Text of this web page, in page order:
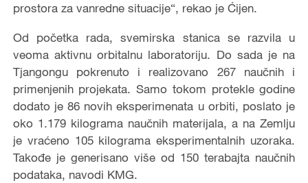
prostora za vanredne situacije“, rekao je Ćijen.
Od početka rada, svemirska stanica se razvila u
veoma aktivnu orbitalnu laboratoriju. Do sada je na
Tjangongu pokrenuto i realizovano 267 naučnih i
primenjenih projekata. Samo tokom protekle godine
dodato je 86 novih eksperimenata u orbiti, poslato je
oko 1.179 kilograma naučnih materijala, a na Zemlju
je vraćeno 105 kilograma eksperimentalnih uzoraka.
Takođe je generisano više od 150 terabajta naučnih
podataka, navodi KMG.